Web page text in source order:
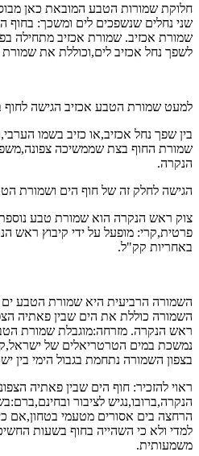
חלוקת שמורות הטבע המובאת כאן
שני נחלים שנשפכים לים ומשכך: בחוף
שמורת אכזיב. שמורת אכזיב מתחילה
לשפך נחל אכזיב לים,וכוללת את
למעט שמורת הטבע אכזיב הגישה לחוף
בין שפך נחל אכזיב,או כזיב בשמו
שמורת החוף בצת שממשיכה
הנקרה.
הגישה לחלק זה של חוף הים ושמורת
צוק ראש הנקרה הוא שמורת טבע
פרטית,קרי: מופעל על ידי קיבוץ ראש
באחריות קק"ל.
השמורה כוללת את הים שבין פאתיה
ראש הנקרה. מזרחה:מוגבלת שמורת
בצפון השמורה נתחמת בגבול הימי בין
ראוי להזכיר: חוף הים שבין פאתיה
הנקרה,ברובו,נגיש לציבור
הרחצה בים אסורים מטעמי בטחון,אם
למדי ולא כי השהייה בחוף בשעות
משמעותית.